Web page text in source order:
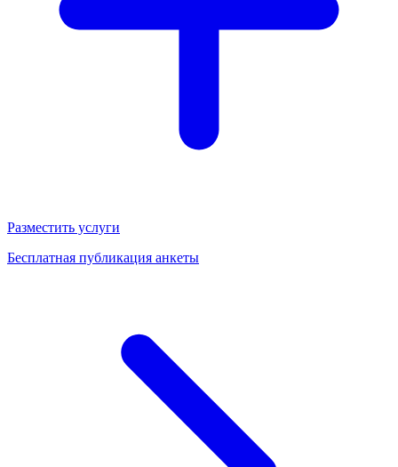
Разместить услуги
Бесплатная публикация анкеты